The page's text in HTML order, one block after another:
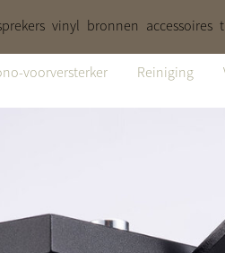
vinyl bronnen accessoires
voorversterker Reiniging